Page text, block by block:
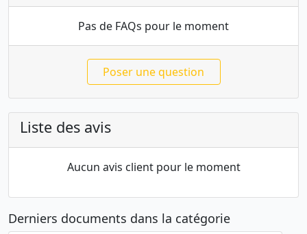
Pas de FAQs pour le moment
Poser une question
Liste des avis
Aucun avis client pour le moment
Derniers documents dans la catégorie